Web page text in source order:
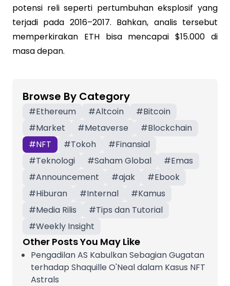
potensi reli seperti pertumbuhan eksplosif yang
terjadi pada 2016–2017. Bahkan, analis tersebut
memperkirakan ETH bisa mencapai $15.000 di
masa depan.
Browse By Category
#Ethereum #Altcoin #Bitcoin
#Market #Metaverse #Blockchain
#NFT #Tokoh #Finansial
#Teknologi #Saham Global #Emas
#Announcement #ajak #Ebook
#Hiburan #Internal #Kamus
#Media Rilis #Tips dan Tutorial
#Weekly Insight
Other Posts You May Like
Pengadilan AS Kabulkan Sebagian Gugatan
terhadap Shaquille O'Neal dalam Kasus NFT
Astrals